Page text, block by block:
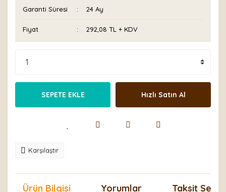
Garanti Süresi 24 Ay
Fiyat 292,08 TL + KDV
SEPETE EKLE Hızlı Satın Al
Karşılaştır
Ürün Bilgisi Yorumlar Taksit